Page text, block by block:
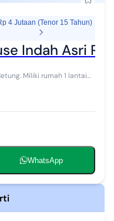
4 Jutaan (Tenor 15 Tahun)
Indah Asri
1 lantai
WhatsApp